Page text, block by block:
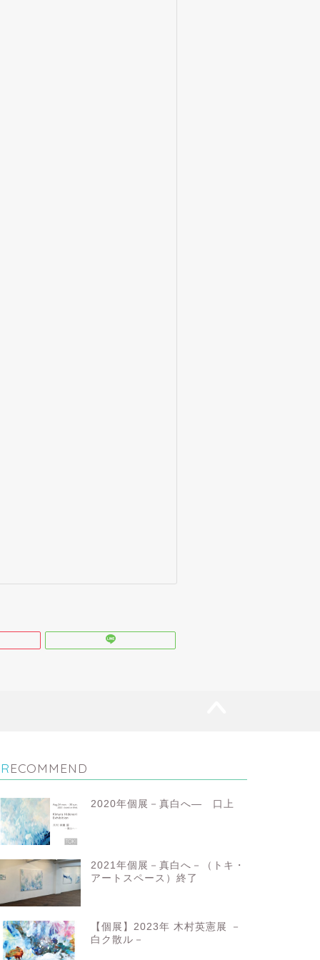
RECOMMEND
2020年個展－真白へ― 口上
2021年個展－真白へ－（トキ・
アートスペース）終了
【個展】2023年 木村英憲展 －
白ク散ル－